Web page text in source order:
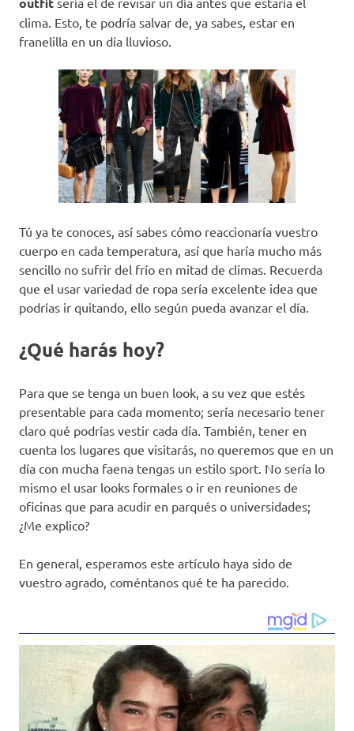
clima. Esto, te podría salvar de, ya sabes, estar en
franelilla en un día lluvioso.
Tú ya te conoces, así sabes cómo reaccionaría vuestro
cuerpo en cada temperatura, así que haría mucho más
sencillo no sufrir del frío en mitad de climas. Recuerda
que el usar variedad de ropa sería excelente idea que
podrías ir quitando, ello según pueda avanzar el día.
¿Qué harás hoy?
Para que se tenga un buen look, a su vez que estés
presentable para cada momento; sería necesario tener
claro qué podrías vestir cada día. También, tener en
cuenta los lugares que visitarás, no queremos que en un
día con mucha faena tengas un estilo sport. No sería lo
mismo el usar looks formales o ir en reuniones de
oficinas que para acudir en parqués o universidades;
¿Me explico?
En general, esperamos este artículo haya sido de
vuestro agrado, coméntanos qué te ha parecido.